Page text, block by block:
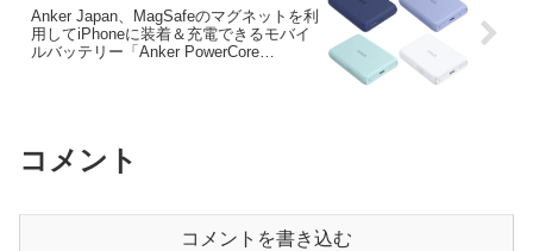
Anker Japan、MagSafeのマグネットを利
用してiPhoneに装着＆充電できるモバイ
ルバッテリー「Anker PowerCore
コメント
コメントを書き込む